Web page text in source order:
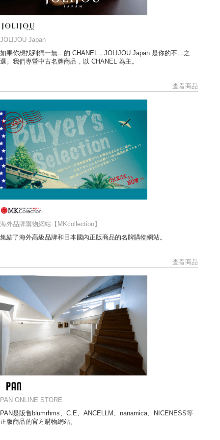
JOLIJOU Japan
如果你想找到獨一無二的 CHANEL，JOLIJOU Japan 是你的不二之
選。我們專營中古名牌商品，以 CHANEL 為主。
查看商品
海外品牌購物網站【MKcollection】
集結了海外高級品牌和日本國內正版商品的名牌購物網站。
查看商品
PAN ONLINE STORE
PAN是販售blumrhms、C.E、ANCELLM、nanamica、NICENESS等
正版商品的官方購物網站。